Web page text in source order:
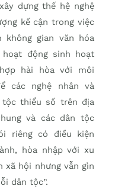
dựng thế hệ nghệ
kế cận trong việc
gian văn hóa
động sinh hoạt
hài hòa với môi
các nghệ nhân và
tộc thiểu số trên địa
và các dân tộc
riêng có điều kiện
hòa nhập với xu
xã hội nhưng vẫn gìn
dân tộc”.